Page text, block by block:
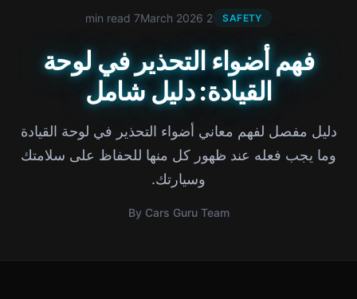
SAFETY
2 March 2026
7 min read
فهم أضواء التحذير في لوحة
القيادة: دليل شامل
دليل مفصل لفهم معاني أضواء التحذير في لوحة القيادة
وما يجب فعله عند ظهور كل منها للحفاظ على سلامتك
وسيارتك.
By Cars Guru Team